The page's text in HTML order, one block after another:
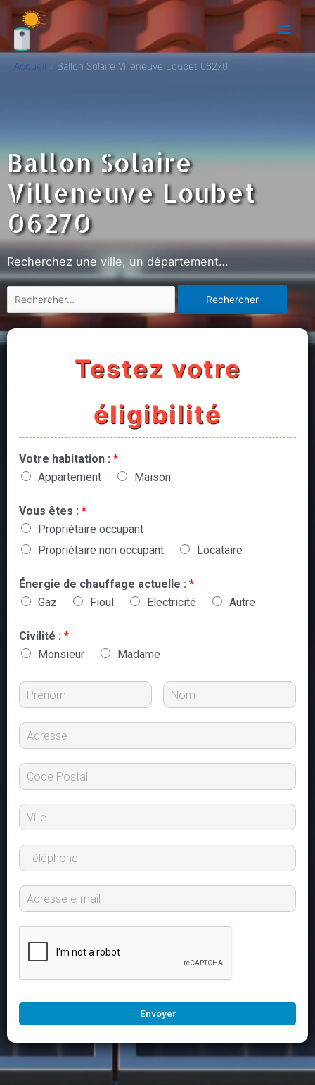
Accueil Ballon Solaire Villeneuve Loubet 06270
Ballon Solaire
Villeneuve Loubet
06270
Recherchez une ville, un département…
Testez votre
éligibilité
Votre habitation : *
Appartement
Maison
Vous êtes : *
Propriétaire occupant
Propriétaire non occupant
Locataire
Énergie de chauffage actuelle : *
Gaz
Fioul Electricité Autre
Civilité : *
Monsieur
Madame
Envoyer